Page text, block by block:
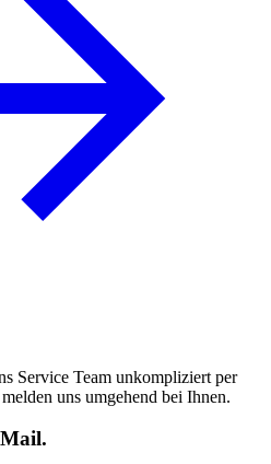
Service Team unkompliziert per
uns umgehend bei Ihnen.